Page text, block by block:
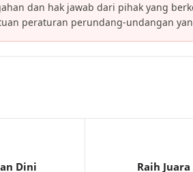
dan hak jawab dari pihak yang
peraturan perundang-undangan
Dini Raih